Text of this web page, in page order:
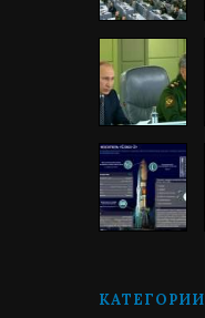
КАТЕГОРИИ